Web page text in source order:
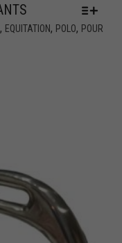
, EQUITATION, POLO, POUR